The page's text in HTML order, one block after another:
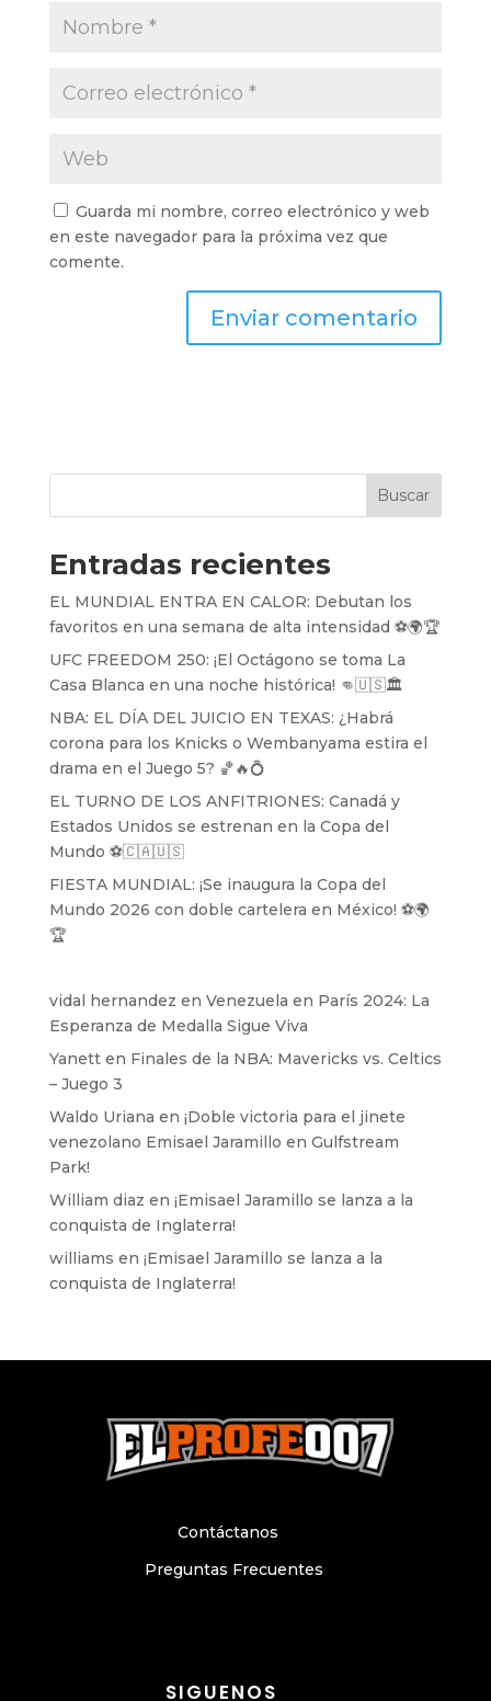
Guarda mi nombre, correo electrónico y web
en este navegador para la próxima vez que
comente.
Buscar
Entradas recientes
EL MUNDIAL ENTRA EN CALOR: Debutan los
favoritos en una semana de alta intensidad ⚽️🌍🏆
UFC FREEDOM 250: ¡El Octágono se toma La
Casa Blanca en una noche histórica! 👊🇺🇸🏛️
NBA: EL DÍA DEL JUICIO EN TEXAS: ¿Habrá
corona para los Knicks o Wembanyama estira el
drama en el Juego 5? 🏀🔥💍
EL TURNO DE LOS ANFITRIONES: Canadá y
Estados Unidos se estrenan en la Copa del
Mundo ⚽️🇨🇦🇺🇸
FIESTA MUNDIAL: ¡Se inaugura la Copa del
Mundo 2026 con doble cartelera en México! ⚽️🌍
🏆
vidal hernandez en Venezuela en París 2024: La
Esperanza de Medalla Sigue Viva
Yanetten Finales de la NBA: Mavericks vs. Celtics
– Juego 3
Waldo Uriana en ¡Doble victoria para el jinete
venezolano Emisael Jaramillo en Gulfstream
Park!
William diaz en ¡Emisael Jaramillo se lanza a la
conquista de Inglaterra!
williams en ¡Emisael Jaramillo se lanza a la
conquista de Inglaterra!
SIGUENOS
Preguntas Frecuentes
Contáctanos